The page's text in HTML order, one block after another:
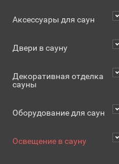
Аксессуары для саун
Двери в сауну
Декоративная отделка
сауны
Оборудование для саун
Освещение в сауну